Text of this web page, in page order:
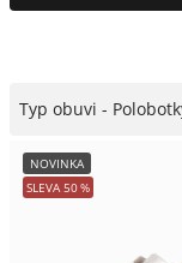
Typ obuvi -
NOVINKA
SLEVA 50%